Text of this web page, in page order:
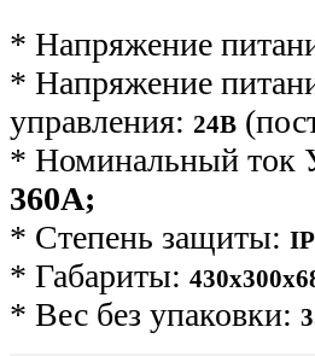
* Напряжение
* Напряжение
управления: 24В
* Номинальный ток
360А;
* Степень защиты:
* Габариты:
* Вес без упаковки: